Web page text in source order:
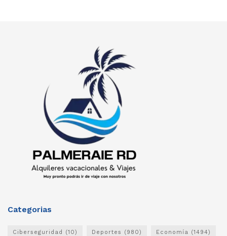
Categorias
Ciberseguridad (10) Deportes (980) Economía (1494)